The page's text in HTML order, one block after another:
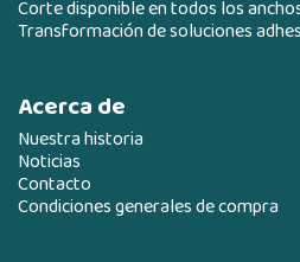
Corte disponible en todos los
Transformación de soluciones
Acerca de
Nuestra historia
Noticias
Contacto
Condiciones generales de compra